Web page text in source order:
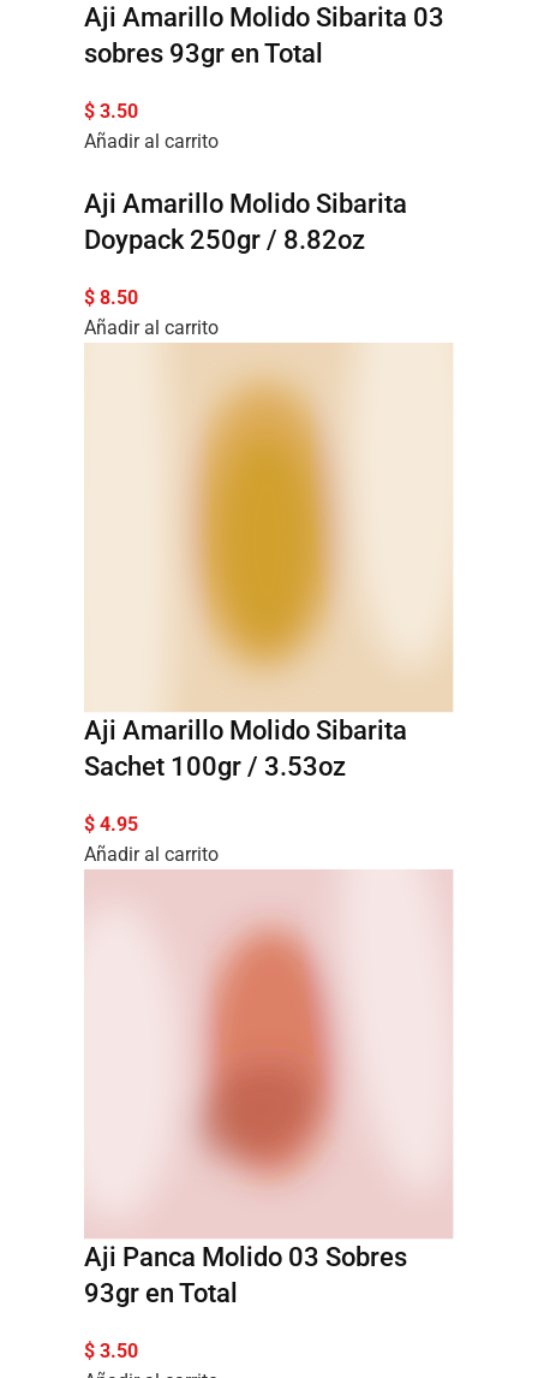
Aji Amarillo Molido Sibarita 03
sobres 93gr en Total
$3.50
Añadir al carrito
Aji Amarillo Molido Sibarita
Doypack 250gr / 8.82oz
$8.50
Añadir al carrito
Aji Amarillo Molido Sibarita
Sachet 100gr / 3.53oz
$4.95
Añadir al carrito
Aji Panca Molido 03 Sobres
93gr en Total
$3.50